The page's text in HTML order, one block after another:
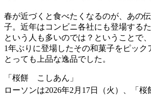
春が近づくと食べたくなるのが、あの
子。近年はコンビニ各社にも登場する
という人も多いのでは？ということで
1年ぶりに登場したその和菓子をピック
とっても上品な逸品でした。
「桜餅 こしあん」
ローソンは2026年2月17日（火）、「